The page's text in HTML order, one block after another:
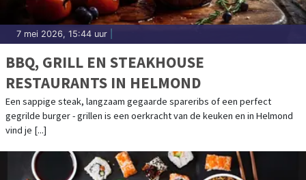
7 mei 2026, 15:44 uur
BBQ, GRILL EN STEAKHOUSE
RESTAURANTS IN HELMOND
Een sappige steak, langzaam gegaarde spareribs of een perfect
gegrilde burger - grillen is een oerkracht van de keuken en in Helmond
vind je [...]